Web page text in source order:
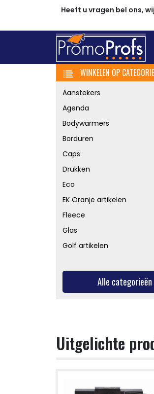
Heeft u vragen bel ons,
WINKELEN OP
Aanstekers
Agenda
Bodywarmers
Borduren
Caps
Drukken
Eco
EK Oranje artikelen
Fleece
Glas
Golf artikelen
Alle categorieën
Uitgelichte